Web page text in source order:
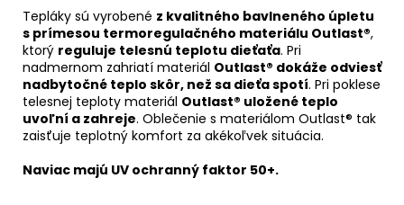
Tepláky sú vyrobené z kvalitného bavlneného úpletu
s prímesou termoregulačného materiálu Outlast®,
ktorý reguluje telesnú teplotu dieťaťa. Pri
nadmernom zahriatí materiál Outlast® dokáže odviesť
nadbytočné teplo skôr, než sa dieťa spotí. Pri poklese
telesnej teploty materiál Outlast® uložené teplo
uvoľní a zahreje. Oblečenie s materiálom Outlast® tak
zaisťuje teplotný komfort za akékoľvek situácia.
Naviac majú UV ochranný faktor 50+.